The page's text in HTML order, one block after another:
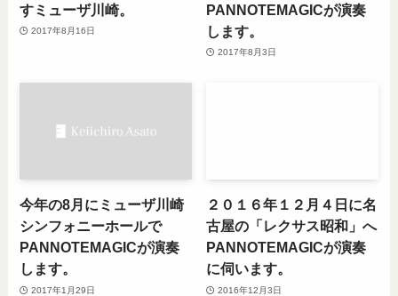
すミューザ川崎。
2017年8月16日
PANNOTEMAGICが演奏
します。
2017年8月3日
今年の8月にミューザ川崎
シンフォニーホールで
PANNOTEMAGICが演奏
します。
2017年1月29日
２０１６年１２月４日に名
古屋の「レクサス昭和」へ
PANNOTEMAGICが演奏
に伺います。
2016年12月3日